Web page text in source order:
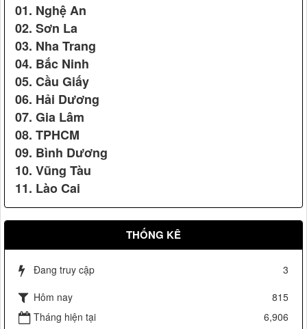
Vệ sỹ Võ Đường Ngọc Hòa bảo vệ Đ/c phó chủ tịch nước
chính trị, trưởng ban tổ chức trung ương (2009)
Dấu hiệu hàng Việt Nam chất lượng cao phù hợp tiêu
chuẩn cho bộ quần áo Karatedo của Võ đường Ngọc Hòa
Kỷ niệm chương do Ban tổ chức Lễ tổng kết khen thưởng
Seagame 23 & Asean Para Games3 trao tặng.
01. Nghệ An
02. Sơn La
03. Nha Trang
04. Bắc Ninh
05. Cầu Giấy
06. Hải Dương
07. Gia Lâm
08. TPHCM
09. Bình Dương
10. Vũng Tàu
11. Lào Cai
THỐNG KÊ
Đang truy cập
3
Hôm nay
815
Tháng hiện tại
6,906